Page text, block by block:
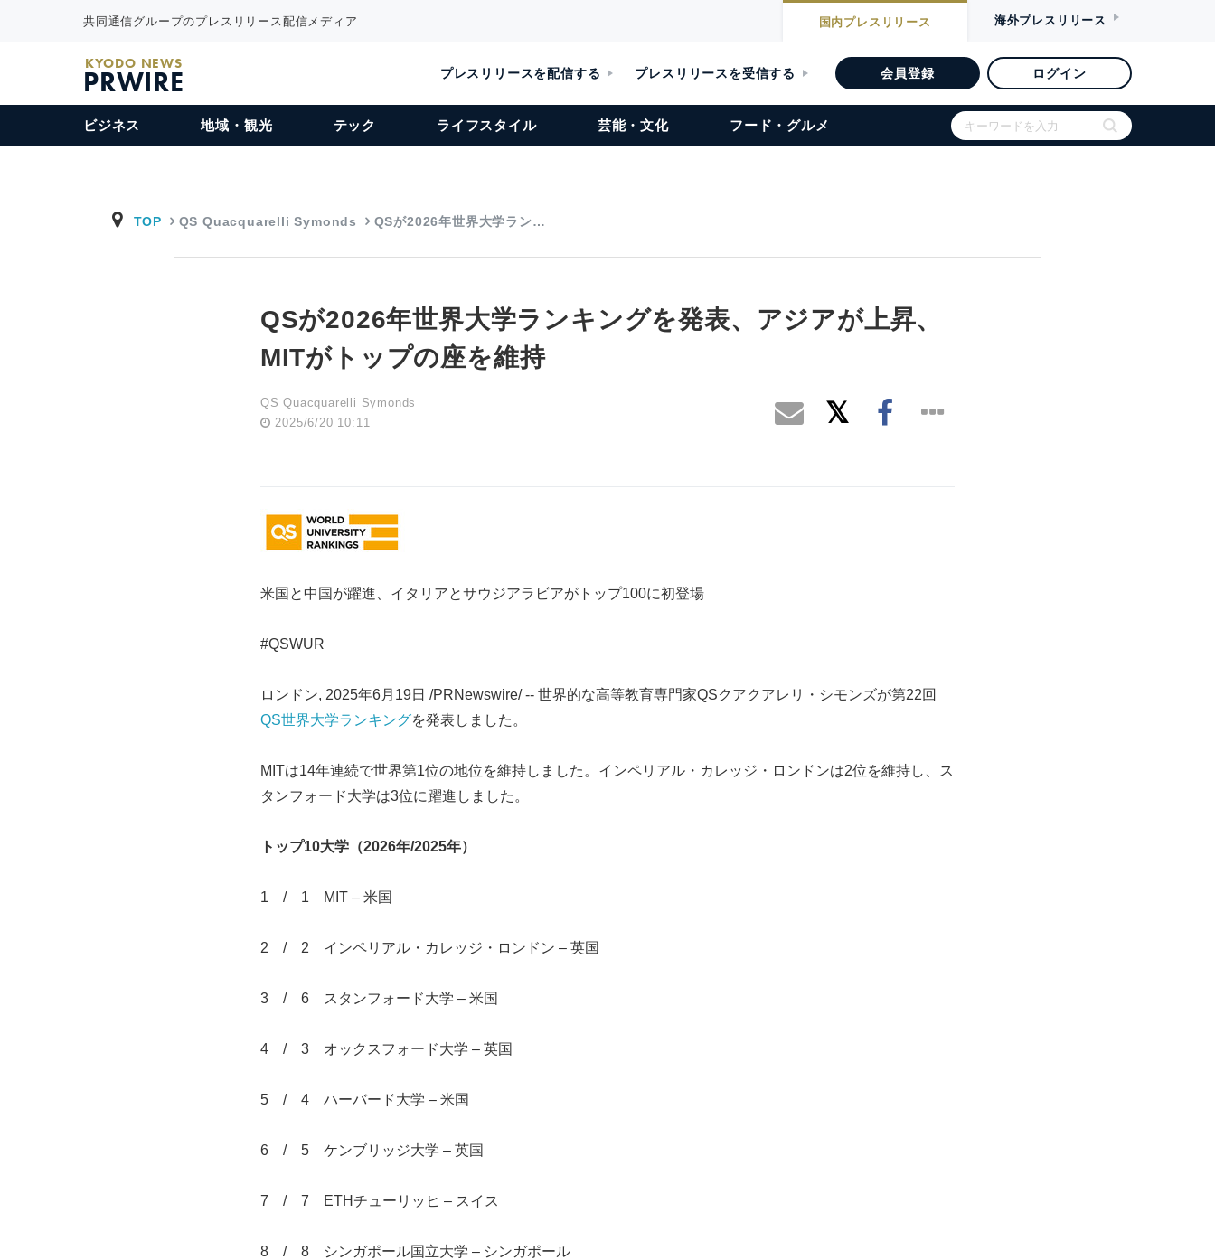
共同通信グループのプレスリリース配信メディア 国内プレスリリース 海外プレスリリース
KYODO NEWS
PRWIRE プレスリリースを配信する プレスリリースを受信する 会員登録 ログイン
ビジネス 地域・観光 テック ライフスタイル 芸能・文化 フード・グルメ
TOP QS Quacquarelli Symonds QSが2026年世界大学ラン…
QSが2026年世界大学ランキングを発表、アジアが上昇、
MITがトップの座を維持
QS Quacquarelli Symonds
2025/6/20 10:11
米国と中国が躍進、イタリアとサウジアラビアがトップ100に初登場
#QSWUR
ロンドン, 2025年6月19日 /PRNewswire/ -- 世界的な高等教育専門家QSクアクアレリ・シモンズが第22回
QS世界大学ランキングを発表しました。
MITは14年連続で世界第1位の地位を維持しました。インペリアル・カレッジ・ロンドンは2位を維持し、ス
タンフォード大学は3位に躍進しました。
トップ10大学（2026年/2025年）
1 / 1 MIT – 米国
2 / 2 インペリアル・カレッジ・ロンドン – 英国
3 / 6 スタンフォード大学 – 米国
4 / 3 オックスフォード大学 – 英国
5 / 4 ハーバード大学 – 米国
6 / 5 ケンブリッジ大学 – 英国
7 / 7 ETHチューリッヒ – スイス
8 / 8 シンガポール国立大学 – シンガポール